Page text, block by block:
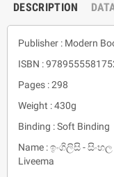
DESCRIPTION
Publisher : Modern
ISBN :
Pages : 298
Weight : 430g
Binding : Soft Binding
Name : ඉංගිලිසි -
Liveema